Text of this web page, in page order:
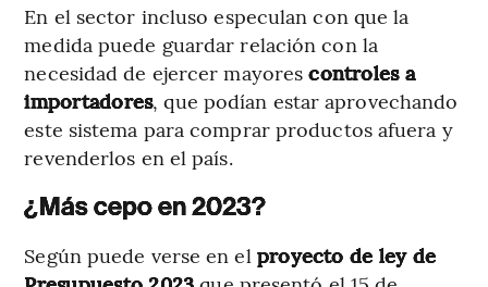
En el sector incluso especulan con que la
medida puede guardar relación con la
necesidad de ejercer mayorescontroles a
importadores, que podían estar aprovechando
este sistema para comprar productos afuera y
revenderlos en el país.
¿Más cepo en 2023?
Según puede verse en el proyecto de ley de